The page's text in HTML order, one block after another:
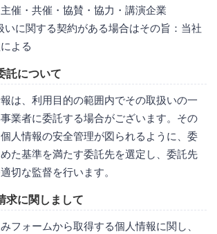
催・共催・協賛・協力・講演企業
に関する契約がある場合はその旨：当社
よる
託について
は、利用目的の範囲内でその取扱いの一
業者に委託する場合がございます。その
人情報の安全管理が図られるように、委
た基準を満たす委託先を選定し、委託先
切な監督を行います。
求に関しまして
フォームから取得する個人情報に関し、